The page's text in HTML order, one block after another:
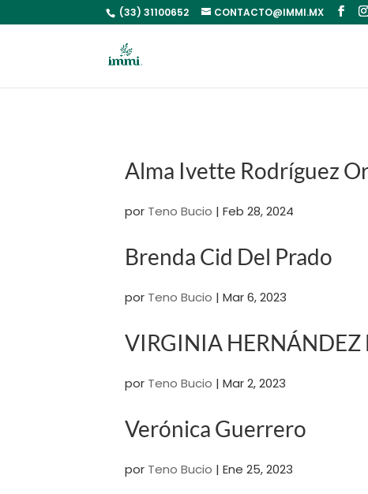
(33) 31100652 CONTACTO@IMMI.MX
Alma Ivette Rodríguez
por Teno Bucio |Feb 28, 2024
Brenda Cid Del Prado
por Teno Bucio |Mar 6, 2023
VIRGINIA
por Teno Bucio |Mar 2, 2023
Verónica Guerrero
por Teno Bucio |Ene 25, 2023